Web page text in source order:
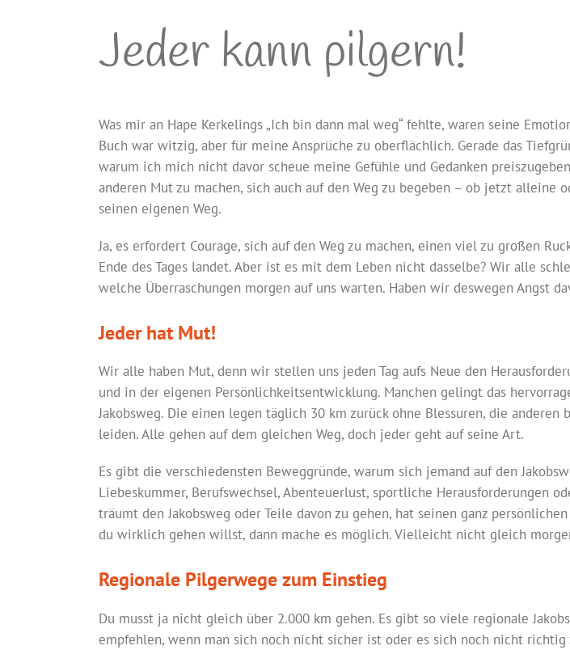
Jeder kann pilgern!
Was mir an Hape Kerkelings „Ich bin dann mal weg“ fehlte, waren seine
Buch war witzig, aber für meine Ansprüche zu oberflächlich. Gerade das
warum ich mich nicht davor scheue meine Gefühle und Gedanken
anderen Mut zu machen, sich auch auf den Weg zu begeben – ob jetzt
seinen eigenen Weg.
Ja, es erfordert Courage, sich auf den Weg zu machen, einen viel zu großen
Ende des Tages landet. Aber ist es mit dem Leben nicht dasselbe? Wir alle
welche Überraschungen morgen auf uns warten. Haben wir deswegen Angst
Jeder hat Mut!
Wir alle haben Mut, denn wir stellen uns jeden Tag aufs Neue den
und in der eigenen Persönlichkeitsentwicklung. Manchen gelingt das
Jakobsweg. Die einen legen täglich 30 km zurück ohne Blessuren, die
leiden. Alle gehen auf dem gleichen Weg, doch jeder geht auf seine Art.
Es gibt die verschiedensten Beweggründe, warum sich jemand auf den
Liebeskummer, Berufswechsel, Abenteuerlust, sportliche Herausforderungen
träumt den Jakobsweg oder Teile davon zu gehen, hat seinen ganz
du wirklich gehen willst, dann mache es möglich. Vielleicht nicht gleich
Regionale Pilgerwege zum Einstieg
Du musst ja nicht gleich über 2.000 km gehen. Es gibt so viele regionale
empfehlen, wenn man sich noch nicht sicher ist oder es sich noch nicht